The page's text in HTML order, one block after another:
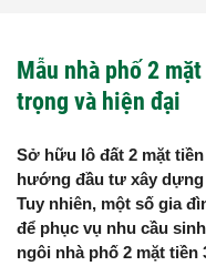
Mẫu nhà phố 2
trọng và hiện đại
Sở hữu lô đất 2 mặt
hướng đầu tư xây dựng
Tuy nhiên, một số gia
để phục vụ nhu cầu
ngôi nhà phố 2 mặt tiền